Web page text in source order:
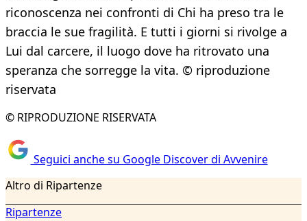
riconoscenza nei confronti di Chi ha preso tra le
braccia le sue fragilità. E tutti i giorni si rivolge a
Lui dal carcere, il luogo dove ha ritrovato una
speranza che sorregge la vita. © riproduzione
riservata
© RIPRODUZIONE RISERVATA
Seguici anche su Google Discover di Avvenire
Altro di Ripartenze
Ripartenze